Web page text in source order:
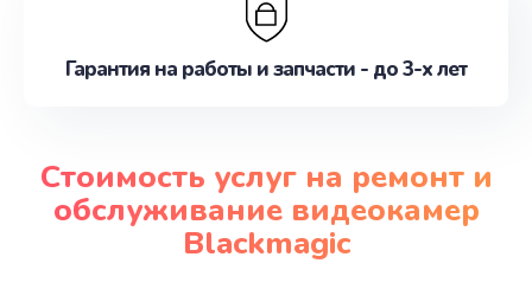
Гарантия на работы и запчасти - до 3-х лет
Стоимость услуг на ремонт и
обслуживание видеокамер
Blackmagic